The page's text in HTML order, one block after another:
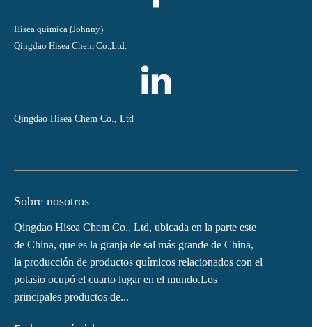
Hisea química (Johnny)
Qingdao Hisea Chem Co.,Ltd.
Qingdao Hisea Chem Co., Ltd
Sobre nosotros
Qingdao Hisea Chem Co., Ltd, ubicada en la parte este
de China, que es la granja de sal más grande de China,
la producción de productos químicos relacionados con el
potasio ocupó el cuarto lugar en el mundo.Los
principales productos de...